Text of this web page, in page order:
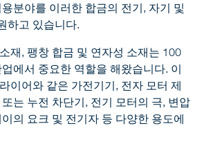
분야를 이러한 합금의 전기, 자기 및
하고 있습니다.
재, 팽창 합금 및 연자성 소재는 100
에서 중요한 역할을 해왔습니다. 이
이어와 같은 가전기기, 전자 모터 제
는 누전 차단기, 전기 모터의 극, 변압
의 요크 및 전기자 등 다양한 용도에